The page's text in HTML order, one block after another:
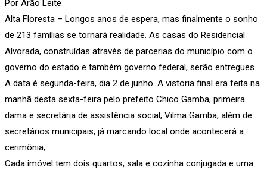
Por Arão Leite
Alta Floresta – Longos anos de espera, mas finalmente o sonho
de 213 famílias se tornará realidade. As casas do Residencial
Alvorada, construídas através de parcerias do município com o
governo do estado e também governo federal, serão entregues.
A data é segunda-feira, dia 2 de junho. A vistoria final era feita na
manhã desta sexta-feira pelo prefeito Chico Gamba, primeira
dama e secretária de assistência social, Vilma Gamba, além de
secretários municipais, já marcando local onde acontecerá a
cerimônia;
Cada imóvel tem dois quartos, sala e cozinha conjugada e uma